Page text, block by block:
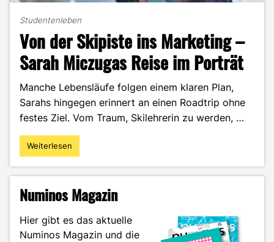
Studentenleben
Von der Skipiste ins Marketing –
Sarah Miczugas Reise im Porträt
Manche Lebensläufe folgen einem klaren Plan,
Sarahs hingegen erinnert an einen Roadtrip ohne
festes Ziel. Vom Traum, Skilehrerin zu werden, …
"Von
der
Marketing
Sarah
Miczugas
Weiterlesen
Numinos Magazin
Hier gibt es das aktuelle
Numinos Magazin und die